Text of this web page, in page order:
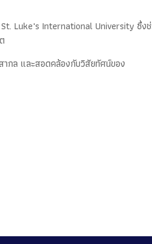
St. Luke's International University ซึ่ง
ากล และสอดคล้องกับวิสัยทัศน์ของ